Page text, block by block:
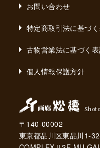
お問い合わせ
特定商取引法に基づ
古物営業法に基づく
個人情報保護方針
〒140-00002
東京都品川区東品川1-